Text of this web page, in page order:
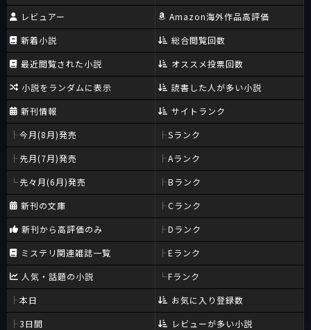
レビュアー
新着小説
最近閲覧された小説
小説をランダムに表示
新刊情報
今月(8月)発売
先月(7月)発売
先々月(6月)発売
新刊の文庫
新刊から高評価のみ
ミステリ関連雑誌一覧
人気・話題の小説
本日
3日間
Amazon海外作品高評価
総合閲覧回数
オススメ投票回数
読書した人が多い小説
サイトランク
Sランク
Aランク
Bランク
Cランク
Dランク
Eランク
Fランク
お気に入り登録数
レビューが多い小説